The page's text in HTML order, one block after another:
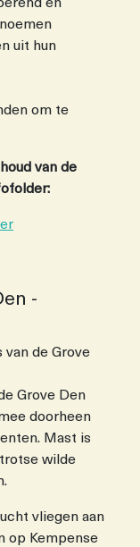
en
uit hun
om te
van de
-
de Grove
Grove Den
doorheen
Mast is
wilde
vliegen aan
op Kempense